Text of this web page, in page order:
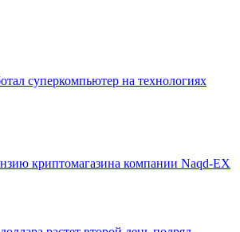
суперкомпьютер на технологиях
криптомагазина компании Naqd-EX